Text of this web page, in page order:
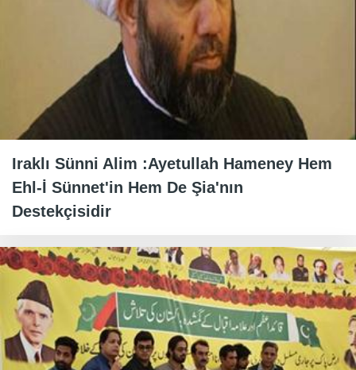
Iraklı Sünni Alim :Ayetullah Hameney Hem
Ehl-İ Sünnet'in Hem De Şia'nın
Destekçisidir